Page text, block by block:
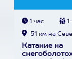
1 час
51 км на
Катание на